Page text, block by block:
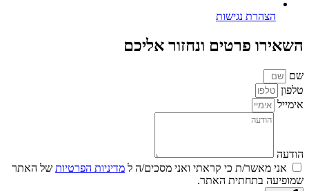
הצהרת נגישות
השאירו פרטים ונחזור אליכם
שם
טלפון
אימייל
הודעה
אני מאשר/ת כי קראתי ואני מסכים/ה ל מדיניות הפרטיות של האתר
שמופיעה בתחתית האתר.